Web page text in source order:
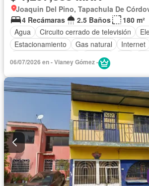
Joaquin Del Pino, Tapachula De
4 Recámaras
2.5 Baños
180 m²
Agua
Circuito cerrado de televisión
Estacionamiento
Gas natural Internet
Terraza
06/07/2026 en - Vianey Gómez -